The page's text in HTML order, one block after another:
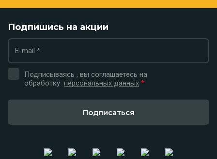
Подпишись на акции
Подписываясь , вы соглашаетесь на
обработку персональных данных *
Подписаться